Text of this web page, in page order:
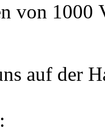
von 1000
auf der